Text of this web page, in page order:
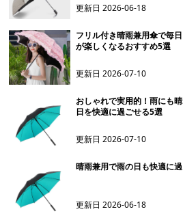
更新日2026-06-18
フリル付き晴雨兼用傘で毎
が楽しくなるおすすめ5選
更新日2026-07-10
おしゃれで実用的！雨にも
日を快適に過ごせる5選
更新日2026-07-10
晴雨兼用で雨の日も快適に
更新日2026-06-18